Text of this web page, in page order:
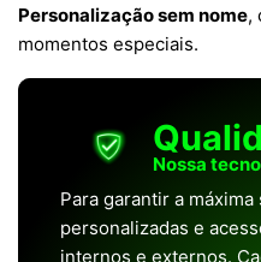
Personalização sem nome,
momentos especiais.
Nossa
Para garantir a
personalizadas e
internos e externos.